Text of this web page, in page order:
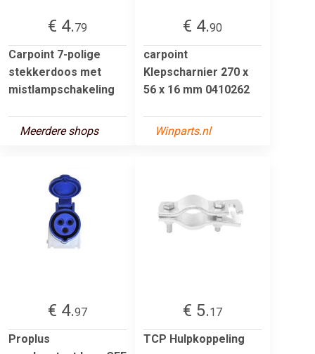
€ 4.79
Carpoint 7-polige
stekkerdoos met
mistlampschakeling
Meerdere shops
€ 4.90
carpoint
Klepscharnier 270 x
56 x 16 mm 0410262
Winparts.nl
€ 4.97
Proplus
€ 5.17
TCP Hulpkoppeling